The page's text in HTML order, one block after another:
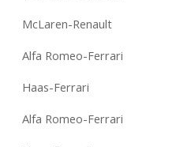
McLaren-Renault
Alfa Romeo-Ferrari
Haas-Ferrari
Alfa Romeo-Ferrari